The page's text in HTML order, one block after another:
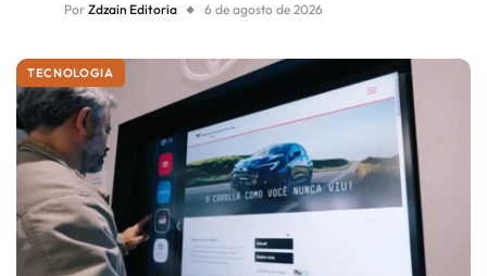
Por Zdzain Editoria 6 de agosto de 2026
TECNOLOGIA